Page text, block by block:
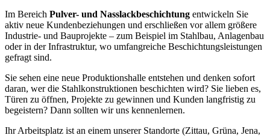
Im Bereich Pulver- und Nasslackbeschichtung entwickeln Sie
aktiv neue Kundenbeziehungen und erschließen vor allem größere
Industrie- und Bauprojekte – zum Beispiel im Stahlbau, Anlagenbau
oder in der Infrastruktur, wo umfangreiche Beschichtungsleistungen
gefragt sind.
Sie sehen eine neue Produktionshalle entstehen und denken sofort
daran, wer die Stahlkonstruktionen beschichten wird? Sie lieben es,
Türen zu öffnen, Projekte zu gewinnen und Kunden langfristig zu
begeistern? Dann sollten wir uns kennenlernen.
Ihr Arbeitsplatz ist an einem unserer Standorte (Zittau, Grüna, Jena,